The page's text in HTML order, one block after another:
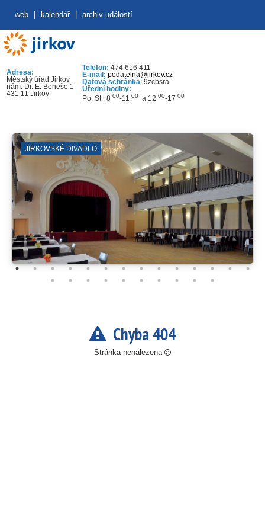
web kalendář archiv událostí
Adresa:
Městský úřad Jirkov
nám. Dr. E. Beneše 1
431 11 Jirkov
Telefon: 474 616 411
E-mail: podatelna@jirkov.cz
Datová schránka: 9zcbsra
Úřední hodiny:
Po, St: 8 00-11 00 a 12 00-17 00
JIRKOVSKÉ DIVADLO
Chyba 404
Stránka nenalezena